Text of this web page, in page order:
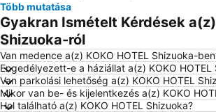
Több mutatása
Gyakran Ismételt Kérdések a(z)
Shizuoka-ról
Van medence a(z) KOKO HOTEL Shizuoka-
Engedélyezett-e a háziállat a(z) KOKO HOTEL
Van parkolási lehetőség a(z) KOKO HOTEL
Mikor van be- és kijelentkezés a(z) KOKO
Hol található a(z) KOKO HOTEL Shizuoka?